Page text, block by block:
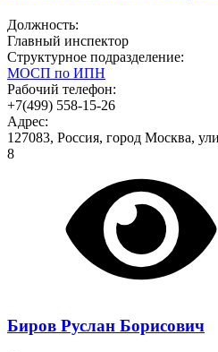
Должность:
Главный инспектор
Структурное подразделение:
МОСП по ИПН
Рабочий телефон:
+7(499) 558-15-26
Адрес:
127083, Россия, город Москва,
8
Биров Руслан Борисович